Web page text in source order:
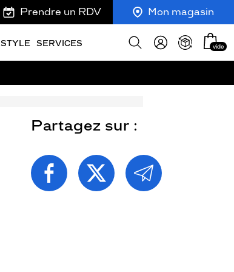
Prendre un RDV Mon magasin
STYLE SERVICES
Afficher
Mon
panier
vide
Partagez sur :
PARTAGEZ
CETTE
PAGE
SUR
FACEBOOK
PARTAGEZ
CETTE
PAGE
SUR
TWITTER
PARTAGEZ
CETTE
PAGE
PAR
E-